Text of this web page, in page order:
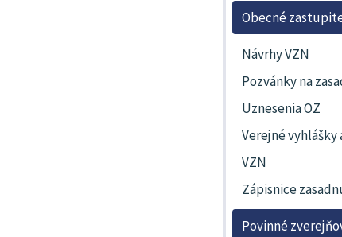
Obecné
Návrhy VZN
Pozvánky na
Uznesenia OZ
Verejné vyhlášky
VZN
Zápisnice
Povinné